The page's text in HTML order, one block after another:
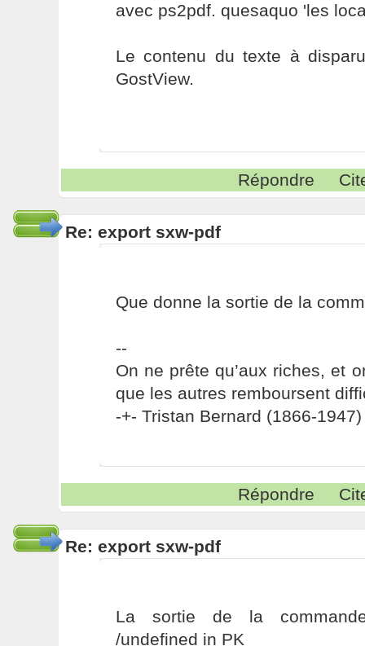
avec ps2pdf. quesaquo 'les
Le contenu du texte à
GostView.
Répondre
Re: export sxw-pdf
Que donne la sortie de la
--
On ne prête qu’aux riches, et
que les autres remboursent
-+- Tristan Bernard (1866-1947)
Répondre
Re: export sxw-pdf
La sortie de la
/undefined in PK